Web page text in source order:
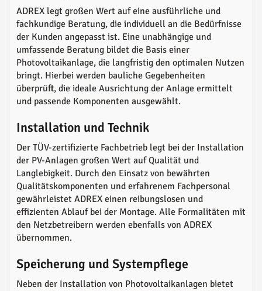
ADREX legt großen Wert auf eine ausführliche und
fachkundige Beratung, die individuell an die Bedürfnisse
der Kunden angepasst ist. Eine unabhängige und
umfassende Beratung bildet die Basis einer
Photovoltaikanlage, die langfristig den optimalen Nutzen
bringt. Hierbei werden bauliche Gegebenheiten
überprüft, die ideale Ausrichtung der Anlage ermittelt
und passende Komponenten ausgewählt.
Installation und Technik
Der TÜV-zertifizierte Fachbetrieb legt bei der Installation
der PV-Anlagen großen Wert auf Qualität und
Langlebigkeit. Durch den Einsatz von bewährten
Qualitätskomponenten und erfahrenem Fachpersonal
gewährleistet ADREX einen reibungslosen und
effizienten Ablauf bei der Montage. Alle Formalitäten mit
den Netzbetreibern werden ebenfalls von ADREX
übernommen.
Speicherung und Systempflege
Neben der Installation von Photovoltaikanlagen bietet